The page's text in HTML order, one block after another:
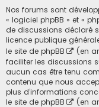
Nos forums sont
« logiciel phpBB » et «
de discussions déclaré
licence publique
le site de phpBB
(en
faciliter les discussions
aucun cas être tenu
contenu que nous
plus d’informations
le site de phpBB
(en